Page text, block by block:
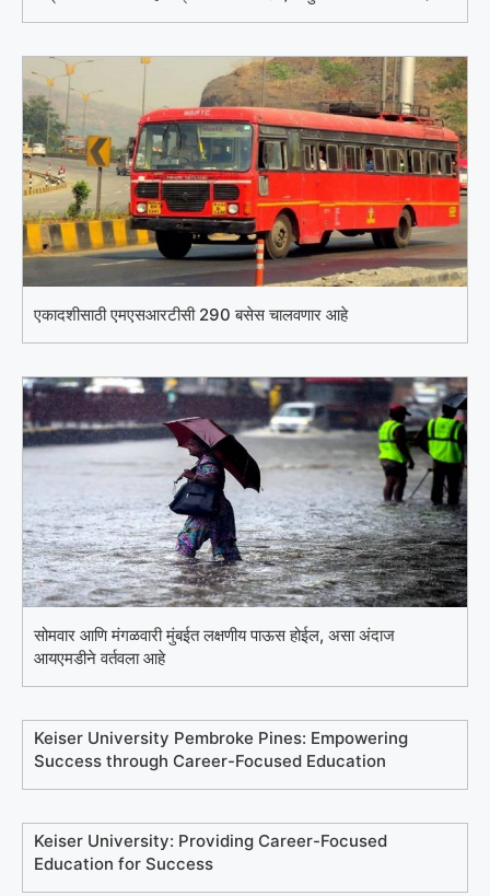
एकादशीसाठी एमएसआरटीसी 290 बसेस चालवणार आहे
सोमवार आणि मंगळवारी मुंबईत लक्षणीय पाऊस होईल, असा अंदाज
आयएमडीने वर्तवला आहे
Keiser University Pembroke Pines: Empowering
Success through Career-Focused Education
Keiser University: Providing Career-Focused
Education for Success